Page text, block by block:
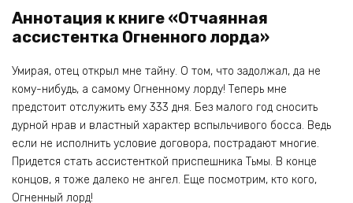
Аннотация к книге «Отчаянная
ассистентка Огненного лорда»
Умирая, отец открыл мне тайну. О том, что задолжал, да не
кому-нибудь, а самому Огненному лорду! Теперь мне
предстоит отслужить ему 333 дня. Без малого год сносить
дурной нрав и властный характер вспыльчивого босса. Ведь
если не исполнить условие договора, пострадают многие.
Придется стать ассистенткой приспешника Тьмы. В конце
концов, я тоже далеко не ангел. Еще посмотрим, кто кого,
Огненный лорд!